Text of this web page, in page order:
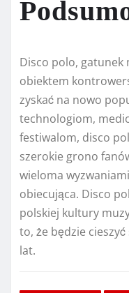
Disco polo, gatunek
obiektem
zyskać na nowo
technologiom,
festiwalom, disco
szerokie grono
wieloma
obiecująca. Disco
polskiej kultury
to, że będzie
lat.